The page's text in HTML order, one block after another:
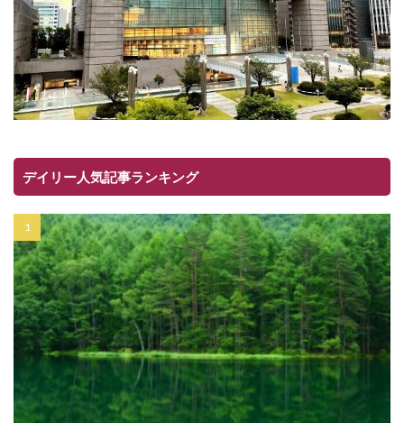
デイリー人気記事ランキング